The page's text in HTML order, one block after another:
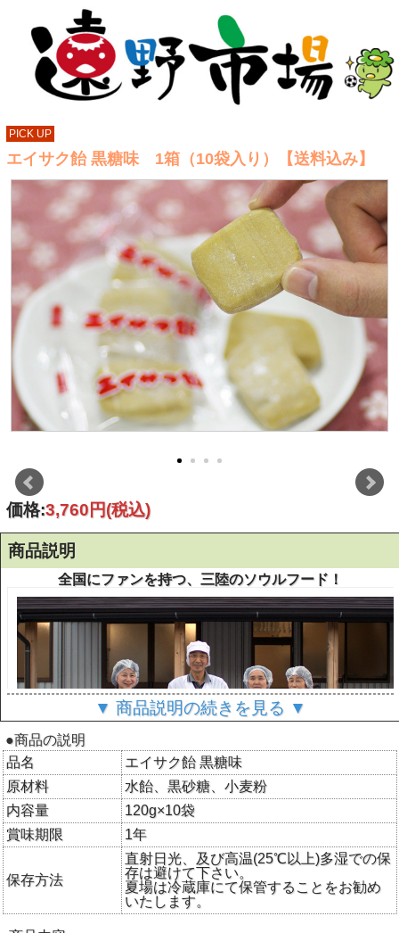
PICK UP
エイサク飴 黒糖味 1箱（10袋入り）【送料込み】
価格:3,760円(税込)
商品説明
全国にファンを持つ、三陸のソウルフード！
創業80年以来からつづく人気名物商品で、大船渡市内、市外
の大勢の人たちから愛されている素朴な口当たりの飴です。
▼ 商品説明の続きを見る ▼
●商品の説明
品名
エイサク飴 黒糖味
原材料
水飴、黒砂糖、小麦粉
内容量
120g×10袋
賞味期限
1年
保存方法
直射日光、及び高温(25℃以上)多湿での保
存は避けて下さい。
夏場は冷蔵庫にて保管することをお勧め
いたします。